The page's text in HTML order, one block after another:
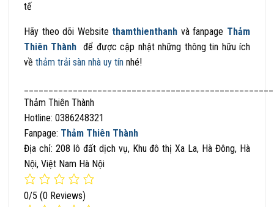
tế
Hãy theo dõi Website thamthienthanh và fanpage Thảm
Thiên Thành để được cập nhật những thông tin hữu ích
về thảm trải sàn nhà uy tín nhé!
Thảm Thiên Thành
Hotline: 0386248321
Fanpage: Thảm Thiên Thành
Địa chỉ: 208 lô đất dịch vụ, Khu đô thị Xa La, Hà Đông, Hà
Nội, Việt Nam Hà Nội
0/5 (0 Reviews)